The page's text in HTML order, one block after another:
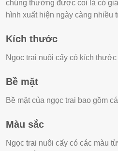
chúng thường được coi là có
hình xuất hiện ngày càng
Kích thước
Ngọc trai nuôi cấy có kích
Bề mặt
Bề mặt của ngọc trai bao gồm
Màu sắc
Ngọc trai nuôi cấy có các màu